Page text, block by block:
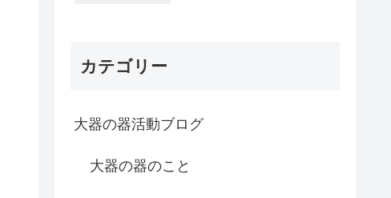
カテゴリー
大器の器活動ブログ
大器の器のこと